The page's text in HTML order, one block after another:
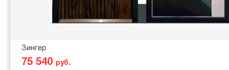
Зингер
75 540 руб.